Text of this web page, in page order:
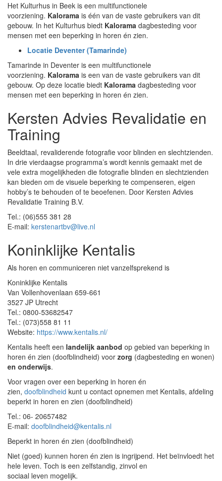
Het Kulturhus in Beek is een multifunctionele
voorziening. Kalorama is één van de vaste gebruikers van dit
gebouw. In het Kulturhus biedt Kalorama dagbesteding voor
mensen met een beperking in horen én zien.
Locatie Deventer (Tamarinde)
Tamarinde in Deventer is een multifunctionele
voorziening. Kalorama is een van de vaste gebruikers van dit
gebouw. Op deze locatie biedt Kalorama dagbesteding voor
mensen met een beperking in horen én zien.
Kersten Advies Revalidatie en
Training
Beeldtaal, revaliderende fotografie voor blinden en slechtzienden.
In drie vierdaagse programma’s wordt kennis gemaakt met de
vele extra mogelijkheden die fotografie blinden en slechtzienden
kan bieden om de visuele beperking te compenseren, eigen
hobby’s te behouden of te beoefenen. Door Kersten Advies
Revalidatie Training B.V.
Tel.: (06)555 381 28
E-mail: kerstenartbv@live.nl
Koninklijke Kentalis
Als horen en communiceren niet vanzelfsprekend is
Koninklijke Kentalis
Van Vollenhovenlaan 659-661
3527 JP Utrecht
Tel.: 0800-53682547
Tel.: (073)558 81 11
Website: https://www.kentalis.nl/
Kentalis heeft een landelijk aanbod op gebied van beperking in
horen én zien (doofblindheid) voor zorg (dagbesteding en wonen)
en onderwijs.
Voor vragen over een beperking in horen én
zien, doofblindheid kunt u contact opnemen met Kentalis, afdeling
beperkt in horen en zien (doofblindheid)
Tel.: 06- 20657482
E-mail: doofblindheid@kentalis.nl
Beperkt in horen én zien (doofblindheid)
Niet (goed) kunnen horen én zien is ingrijpend. Het beïnvloedt het
hele leven. Toch is een zelfstandig, zinvol en
sociaal leven mogelijk.